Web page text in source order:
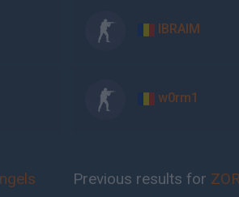
IBRAIM
w0rm1
Previous results for